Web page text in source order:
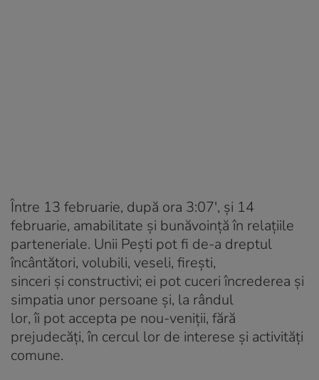
Între 13 februarie, după ora 3:07′, și 14
februarie, amabilitate și bunăvoință în relațiile
parteneriale. Unii Pești pot fi de-a dreptul
încântători, volubili, veseli, firești,
sinceri și constructivi; ei pot cuceri încrederea și
simpatia unor persoane și, la rândul
lor, îi pot accepta pe nou-veniții, fără
prejudecăți, în cercul lor de interese și activități
comune.